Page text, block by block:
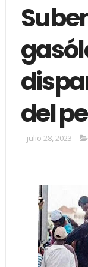
del
julio 28, 2023